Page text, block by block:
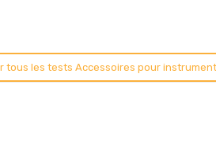
tous les tests Accessoires pour